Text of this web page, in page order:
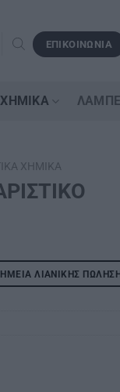
ΕΠΙΚΟΙΝΩΝΙΑ
ΧΗΜΙΚΆ
ΛΙΑΝΙΚΉΣ